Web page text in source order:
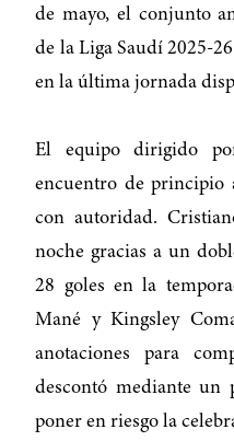
de mayo, el conjunto
de la Liga Saudí 2025-
en la última jornada
El equipo dirigido
encuentro de principio
con autoridad.
noche gracias a un
28 goles en la
Mané y Kingsley
anotaciones para
descontó mediante un
poner en riesgo la